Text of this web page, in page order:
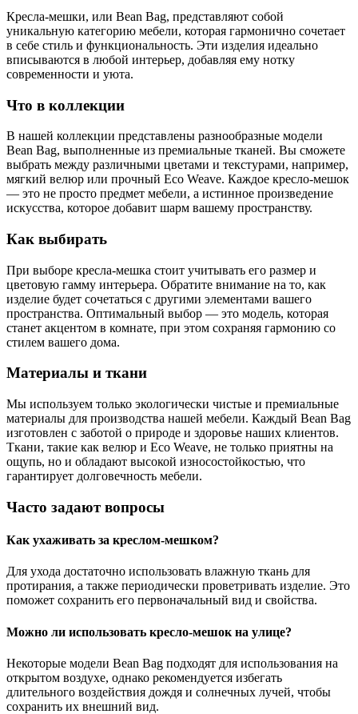
Кресла-мешки, или Bean Bag, представляют собой
уникальную категорию мебели, которая гармонично сочетает
в себе стиль и функциональность. Эти изделия идеально
вписываются в любой интерьер, добавляя ему нотку
современности и уюта.
Что в коллекции
В нашей коллекции представлены разнообразные модели
Bean Bag, выполненные из премиальные тканей. Вы сможете
выбрать между различными цветами и текстурами, например,
мягкий велюр или прочный Eco Weave. Каждое кресло-мешок
— это не просто предмет мебели, а истинное произведение
искусства, которое добавит шарм вашему пространству.
Как выбирать
При выборе кресла-мешка стоит учитывать его размер и
цветовую гамму интерьера. Обратите внимание на то, как
изделие будет сочетаться с другими элементами вашего
пространства. Оптимальный выбор — это модель, которая
станет акцентом в комнате, при этом сохраняя гармонию со
стилем вашего дома.
Материалы и ткани
Мы используем только экологически чистые и премиальные
материалы для производства нашей мебели. Каждый Bean Bag
изготовлен с заботой о природе и здоровье наших клиентов.
Ткани, такие как велюр и Eco Weave, не только приятны на
ощупь, но и обладают высокой износостойкостью, что
гарантирует долговечность мебели.
Часто задают вопросы
Как ухаживать за креслом-мешком?
Для ухода достаточно использовать влажную ткань для
протирания, а также периодически проветривать изделие. Это
поможет сохранить его первоначальный вид и свойства.
Можно ли использовать кресло-мешок на улице?
Некоторые модели Bean Bag подходят для использования на
открытом воздухе, однако рекомендуется избегать
длительного воздействия дождя и солнечных лучей, чтобы
сохранить их внешний вид.